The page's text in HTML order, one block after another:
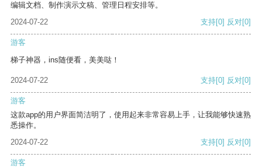
编辑文档、制作演示文稿、管理日程安排等。
2024-07-22
支持[0] 反对[0]
游客
梯子神器，ins随便看，美美哒！
2024-07-22 支持[0] 反对[0]
游客
这款app的用户界面简洁明了，使用起来非常容易上手，让我能够快速熟
悉操作。
2024-07-22
支持[0] 反对[0]
游客